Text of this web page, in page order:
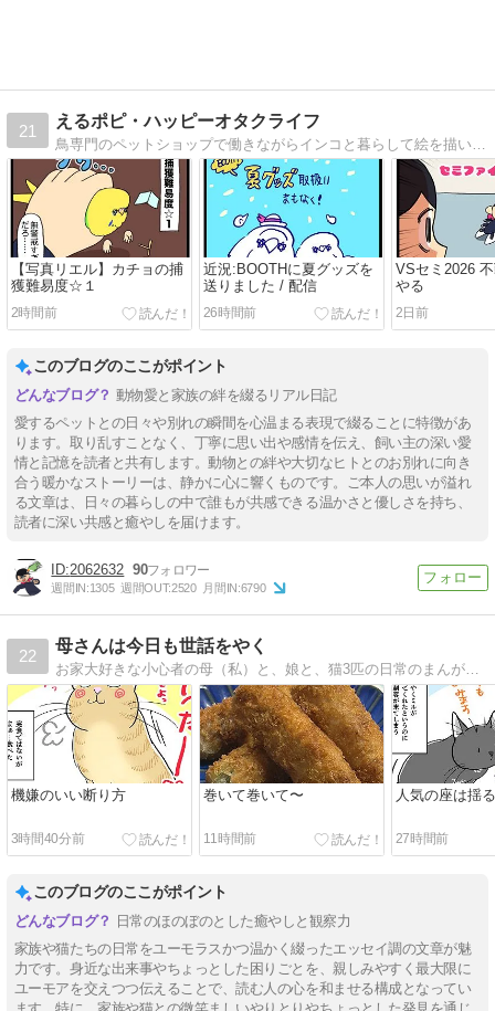
21
えるポピ・ハッピーオタクライフ
【写真リエル】カチョの捕
獲難易度☆１
2時間前
近況:BOOTHに夏グッズを
送りました / 配信
26時間前
VSセミ2026
やる
2日前
このブログのここがポイント
動物愛と家族の絆を綴るリアル日記
愛するペットとの日々や別れの瞬間を心温まる表現で綴ることに特徴があ
ります。取り乱すことなく、丁寧に思い出や感情を伝え、飼い主の深い愛
情と記憶を読者と共有します。動物との絆や大切なヒトとのお別れに向き
合う暖かなストーリーは、静かに心に響くものです。ご本人の思いが溢れ
る文章は、日々の暮らしの中で誰もが共感できる温かさと優しさを持ち、
読者に深い共感と癒やしを届けます。
2062632 90
週間IN:1305 週間OUT:2520 月間IN:6790
22
母さんは今日も世話をやく
お家大好きな小心者の母（私）と、娘と、猫3匹の日常のまんがです。（夫もたまに…）。
機嫌のいい断り方
3時間40分前
巻いて巻いて〜
11時間前
人気の座は揺
27時間前
このブログのここがポイント
日常のほのぼのとした癒やしと観察力
家族や猫たちの日常をユーモラスかつ温かく綴ったエッセイ調の文章が魅
力です。身近な出来事やちょっとした困りごとを、親しみやすく最大限に
ユーモアを交えつつ伝えることで、読む人の心を和ませる構成となってい
ます。特に、家族や猫との微笑ましいやりとりやちょっとした発見を通じ